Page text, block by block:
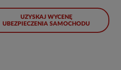
UZYSKAJ WYCENĘ
UBEZPIECZENIA SAMOCHODU